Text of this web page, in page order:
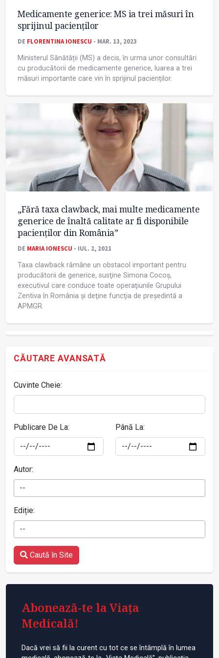
Medicamente generice: MS ia trei măsuri în
sprijinul pacienților
DE FLORENTINA IONESCU - MAR. 13, 2023
Ministerul Sănătății (MS) a decis, în urma unor consultări
cu producătorii de medicamente generice, luarea a trei
măsuri importante care vin în sprijinul pacienților.
„Fără taxa clawback, mai multe medicamente
generice de înaltă calitate ar fi disponibile
pacienților din România”
DE MARIA IONESCU - IUL. 2, 2021
Taxa clawback rămâne un obstacol important pentru
producătorii de generice, susţine Simona Cocoș,
executivul care conduce toate operaţiunile Grupului
Zentiva în România și deţine funcţia de președintă a
APMGR.
CĂUTARE AVANSATĂ
Cuvinte Cheie:
Publicare De La: Până La:
Autor:
--
Ediție:
--
Caută în Site
Abonează-te la Viața
Medicală!
Dacă vrei să fii la curent cu tot ce se întâmplă în lumea